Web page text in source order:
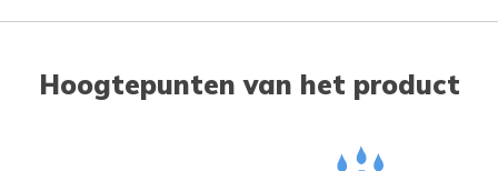
Hoogtepunten van het product